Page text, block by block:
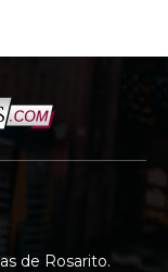
de Rosarito.